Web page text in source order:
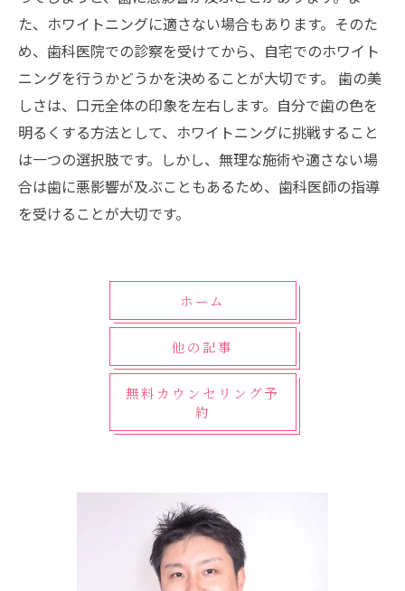
た、ホワイトニングに適さない場合もあります。そのた
め、歯科医院での診察を受けてから、自宅でのホワイト
ニングを行うかどうかを決めることが大切です。 歯の美
しさは、口元全体の印象を左右します。自分で歯の色を
明るくする方法として、ホワイトニングに挑戦すること
は一つの選択肢です。しかし、無理な施術や適さない場
合は歯に悪影響が及ぶこともあるため、歯科医師の指導
を受けることが大切です。
ホーム
他の記事
無料カウンセリング予
約